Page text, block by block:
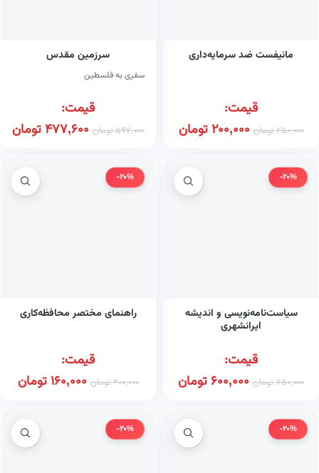
مانیفست ضد سرمایه‌داری
قیمت:
250,000تومان 200,000تومان
سرزمین مقدس
سفری به فلسطین
قیمت:
597,000تومان 477,600تومان
-20%
سیاست‌نامه‌نویسی و اندیشه
ایرانشهری
قیمت:
750,000تومان 600,000 تومان
-20%
راهنمای مختصر محافظه‌کاری
قیمت:
200,000تومان 160,000تومان
-20%
-20%